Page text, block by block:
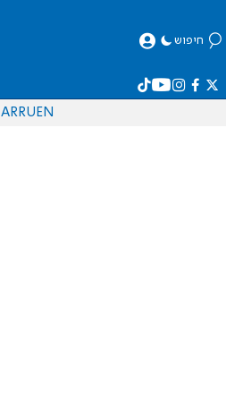
חיפוש
EN
RU
AR